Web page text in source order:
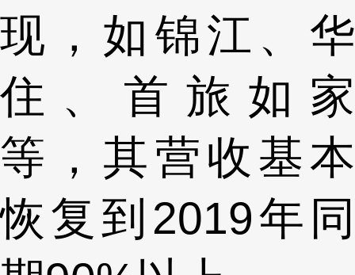
现，如锦江、华
住、首旅如家
等，其营收基本
恢复到2019年同